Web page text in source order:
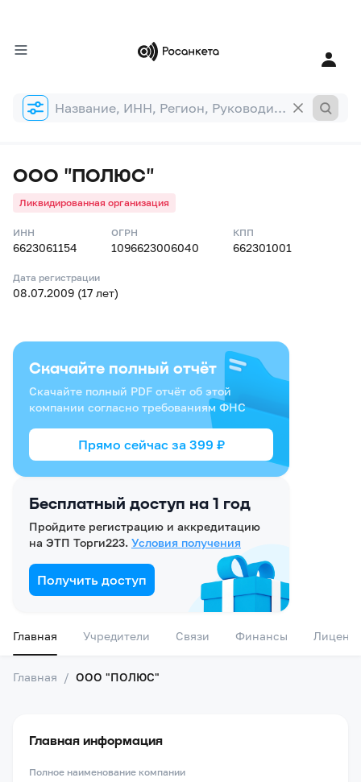
Форма
поиска
ООО "ПОЛЮС"
Ликвидированная организация
ИНН
6623061154
ОГРН
1096623006040
КПП
662301001
Дата регистрации
08.07.2009 (17 лет)
Бесплатный доступ на 1 год
Пройдите регистрацию и аккредитацию
на ЭТП Торги223. Условия получения
Получить доступ
Скачайте полный отчёт
Скачайте полный PDF отчёт об этой
компании согласно требованиям ФНС
Прямо сейчас за 399 ₽
Главная Учредители Связи Финансы
Главная / ООО "ПОЛЮС"
Главная информация
Полное наименование компании